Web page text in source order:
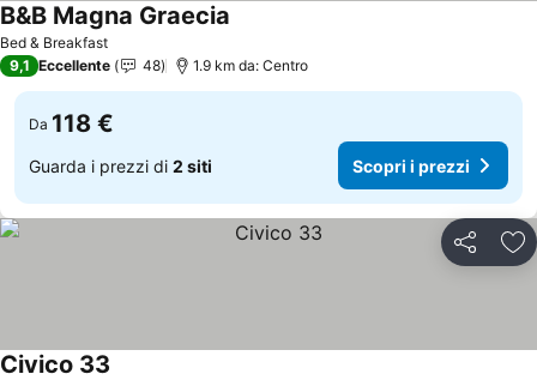
Bed & Breakfast
B&B Magna Graecia
9,1 Eccellente 48 1.9 km da: Centro
Da 118 €
Guarda i prezzi di 2 siti Scopri i prezzi
Condividi
Civico 33